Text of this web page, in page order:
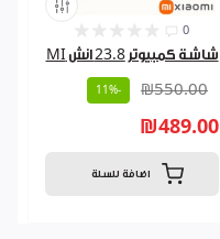
0
شاشة كمبيوتر 23.8 انش MI
₪550.00
-11%
₪489.00
اضافة للسلة